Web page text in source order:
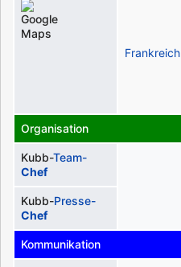
Frankreich
Organisation
Kubb-Team-
Chef
Kubb-Presse-
Chef
Kommunikation